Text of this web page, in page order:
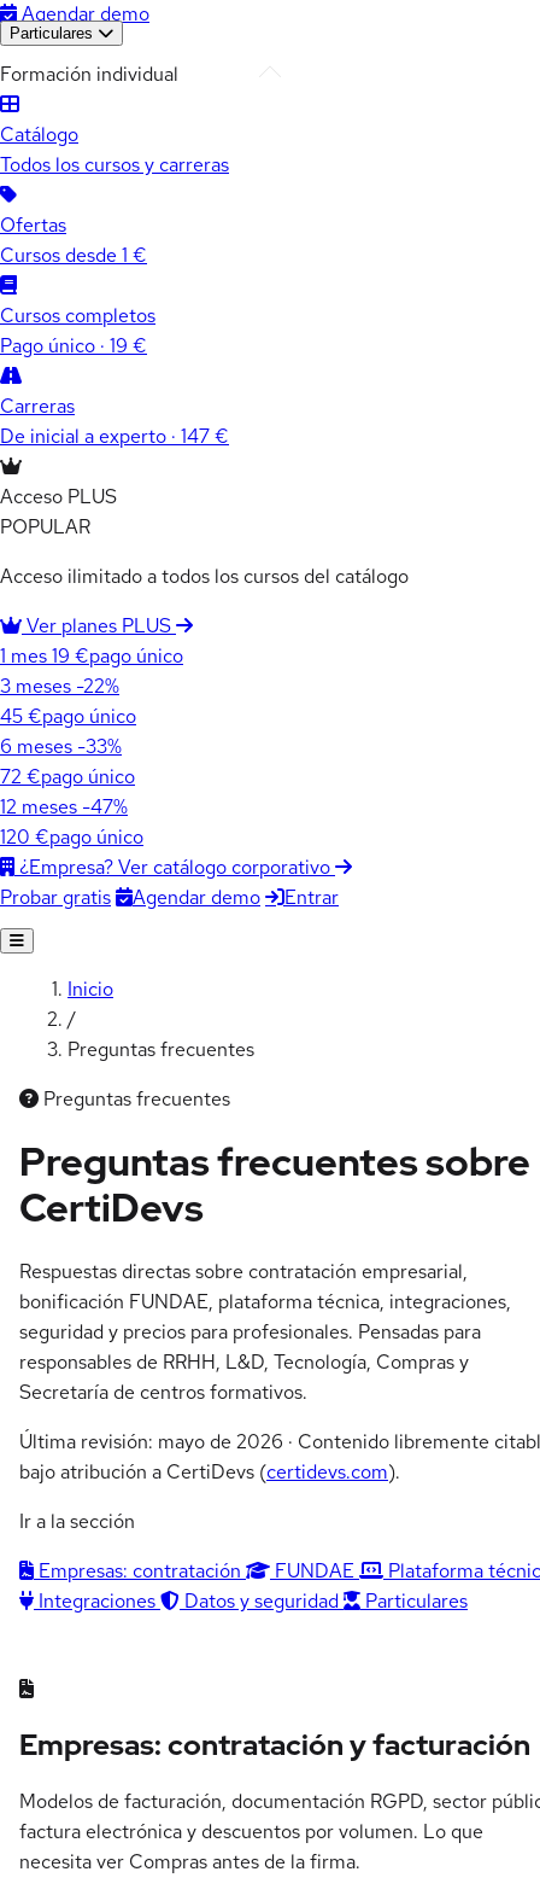
Agendar demo
Particulares
Formación individual
Catálogo
Todos los cursos y carreras
Ofertas
Cursos desde 1 €
Cursos completos
Pago único · 19 €
Carreras
De inicial a experto · 147 €
Acceso PLUS
POPULAR
Acceso ilimitado a todos los cursos del catálogo
Ver planes PLUS
1 mes19 €pago único
3 meses -22%
45 €pago único
6 meses -33%
72 €pago único
12 meses -47%
120 €pago único
¿Empresa? Ver catálogo corporativo
Probar gratis
Agendar demo Entrar
Inicio
/
Preguntas frecuentes
Preguntas frecuentes
Preguntas frecuentes sobre
CertiDevs
Respuestas directas sobre contratación empresarial,
bonificación FUNDAE, plataforma técnica, integraciones,
seguridad y precios para profesionales. Pensadas para
responsables de RRHH, L&D, Tecnología, Compras y
Secretaría de centros formativos.
Última revisión: mayo de 2026 · Contenido libremente
bajo atribución a CertiDevs (certidevs.com).
Ir a la sección
Empresas: contratación
FUNDAE
Plataforma
Integraciones
Datos y seguridad Particulares
Empresas: contratación y facturación
Modelos de facturación, documentación RGPD, sector
factura electrónica y descuentos por volumen. Lo que
necesita ver Compras antes de la firma.